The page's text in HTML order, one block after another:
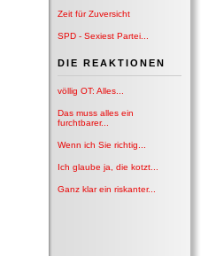
Zeit für Zuversicht
SPD - Sexiest Partei...
DIE REAKTIONEN
völlig OT: Alles...
Das muss alles ein
furchtbarer...
Wenn ich Sie richtig...
Ich glaube ja, die kotzt...
Ganz klar ein riskanter...